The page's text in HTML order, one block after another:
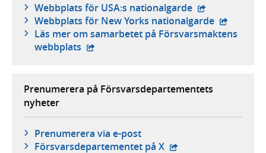
Webbplats för USA:s nationalgarde - extern
Webbplats för New Yorks nationalgarde - extern
Läs mer om samarbetet på Försvarsmaktens
webbplats - extern webbplats,
Prenumerera på Försvarsdepartementets
nyheter
Prenumerera via e-post
Försvars­departementet på X - extern webbplats,